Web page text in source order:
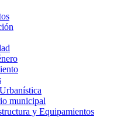
municipal
y Equipamientos